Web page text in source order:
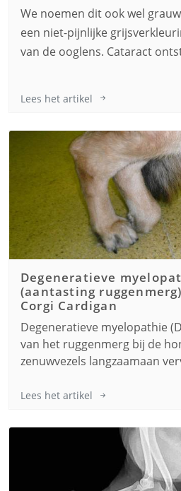
We noemen dit ook wel
een niet-pijnlijke
van de ooglens. Cataract
Lees het artikel
Degeneratieve
(aantasting
Corgi Cardigan
Degeneratieve myelopathie
van het ruggenmerg bij de
zenuwvezels langzaamaan
Lees het artikel